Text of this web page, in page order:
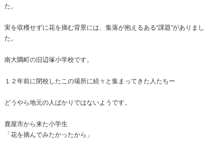
た。
実を収穫せずに花を摘む背景には、集落が抱えるある“課題”がありまし
た。
南大隅町の旧辺塚小学校です。
１２年前に閉校したこの場所に続々と集まってきた人たちー
どうやら地元の人ばかりではないようです。
鹿屋市から来た小学生
「花を摘んでみたかったから」